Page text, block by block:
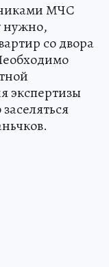
МЧС
нужно,
со двора
экспертизы